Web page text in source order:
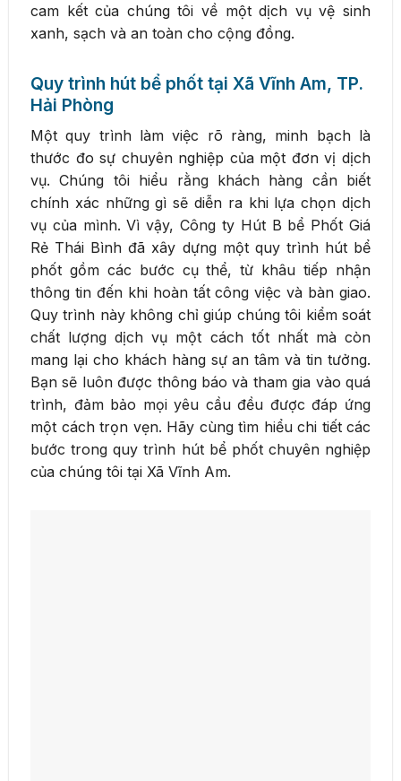
cam kết của chúng tôi về một dịch vụ vệ sinh
xanh, sạch và an toàn cho cộng đồng.
Quy trình hút bể phốt tại Xã Vĩnh Am, TP.
Hải Phòng
Một quy trình làm việc rõ ràng, minh bạch là
thước đo sự chuyên nghiệp của một đơn vị dịch
vụ. Chúng tôi hiểu rằng khách hàng cần biết
chính xác những gì sẽ diễn ra khi lựa chọn dịch
vụ của mình. Vì vậy, Công ty Hút B bể Phốt Giá
Rẻ Thái Bình đã xây dựng một quy trình hút bể
phốt gồm các bước cụ thể, từ khâu tiếp nhận
thông tin đến khi hoàn tất công việc và bàn giao.
Quy trình này không chỉ giúp chúng tôi kiểm soát
chất lượng dịch vụ một cách tốt nhất mà còn
mang lại cho khách hàng sự an tâm và tin tưởng.
Bạn sẽ luôn được thông báo và tham gia vào quá
trình, đảm bảo mọi yêu cầu đều được đáp ứng
một cách trọn vẹn. Hãy cùng tìm hiểu chi tiết các
bước trong quy trình hút bể phốt chuyên nghiệp
của chúng tôi tại Xã Vĩnh Am.